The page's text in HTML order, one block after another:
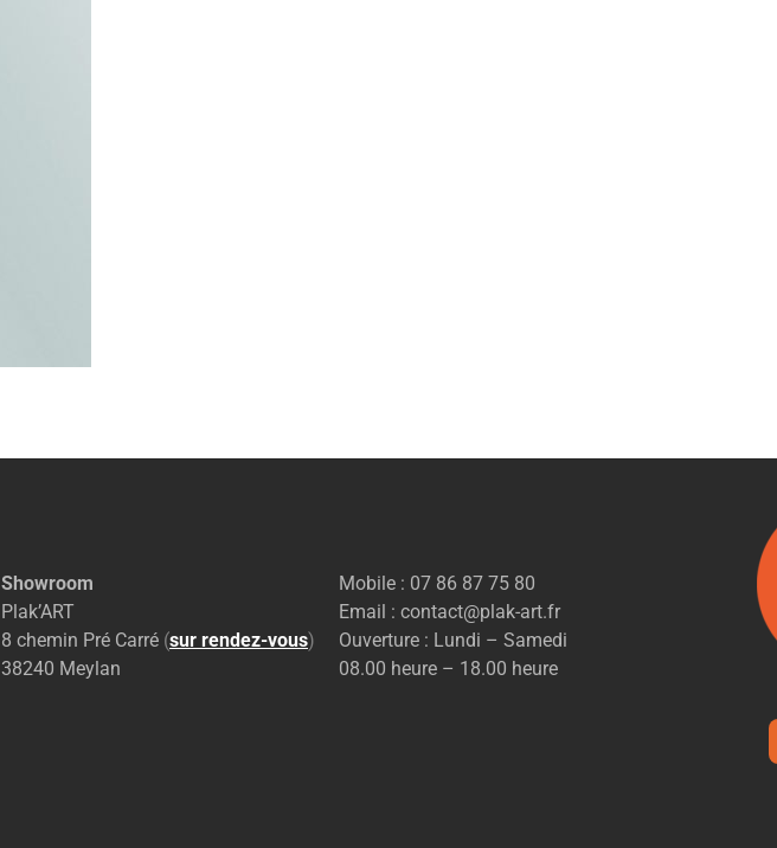
Showroom
Plak’ART
8 chemin Pré Carré (sur rendez-vous)
38240 Meylan
Mobile : 07 86 87 75 80
Email : contact@plak-art.fr
Ouverture : Lundi – Samedi
08.00 heure – 18.00 heure